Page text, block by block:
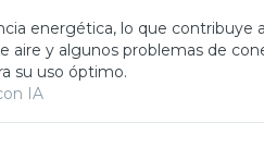
energética, lo que contribuye
aire y algunos problemas de
su uso óptimo.
IA